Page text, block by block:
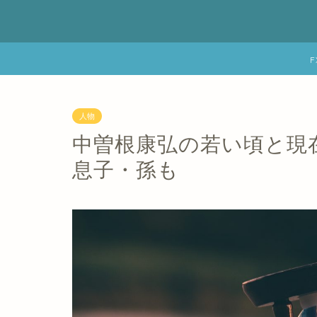
人物
中曽根康弘の若い頃と
息子・孫も